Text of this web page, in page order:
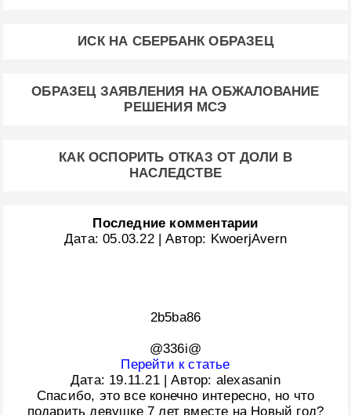
ИСК НА СБЕРБАНК ОБРАЗЕЦ
ОБРАЗЕЦ ЗАЯВЛЕНИЯ НА ОБЖАЛОВАНИЕ
РЕШЕНИЯ МСЭ
КАК ОСПОРИТЬ ОТКАЗ ОТ ДОЛИ В
НАСЛЕДСТВЕ
Последние комментарии
Дата:05.03.22|Автор: KwoerjAvern
2b5ba86
@336i@
Перейти к статье
Дата: 19.11.21|Автор: alexasanin
Спасибо, это все конечно интересно, но что
подарить девушке 7 лет вместе на Новый год?